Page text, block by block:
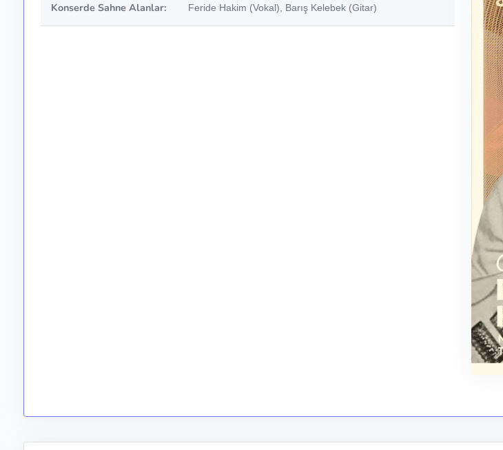
Konserde Sahne Alanlar: Feride Hakim (Vokal), Barış Kelebek (Gitar)